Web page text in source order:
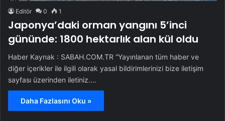
Editör 0 1
Japonya’daki orman yangını 5’inci
gününde: 1800 hektarlık alan kül oldu
Haber Kaynak : SABAH.COM.TR “Yayınlanan tüm haber ve
diğer içerikler ile ilgili olarak yasal bildirimlerinizi bize iletişim
sayfası üzerinden iletiniz.…
Daha Fazlasını Oku »